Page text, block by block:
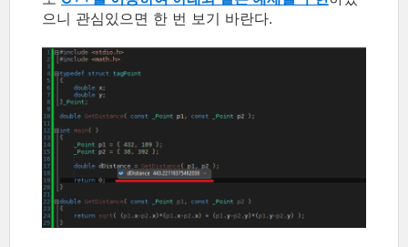
으니 관심있으면 한 번 보기 바란다.